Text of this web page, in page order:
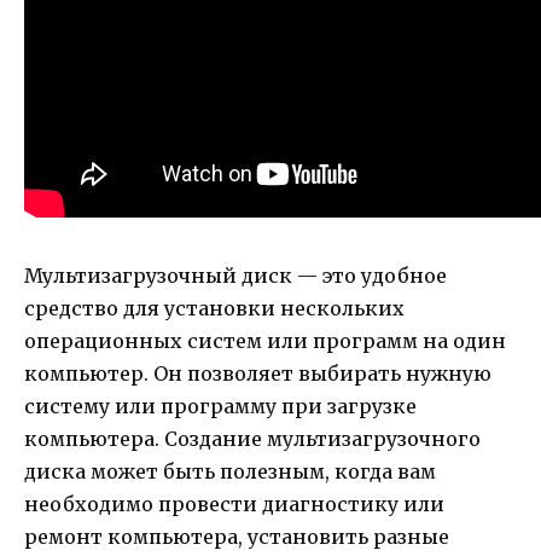
Мультизагрузочный диск — это удобное
средство для установки нескольких
операционных систем или программ на один
компьютер. Он позволяет выбирать нужную
систему или программу при загрузке
компьютера. Создание мультизагрузочного
диска может быть полезным, когда вам
необходимо провести диагностику или
ремонт компьютера, установить разные